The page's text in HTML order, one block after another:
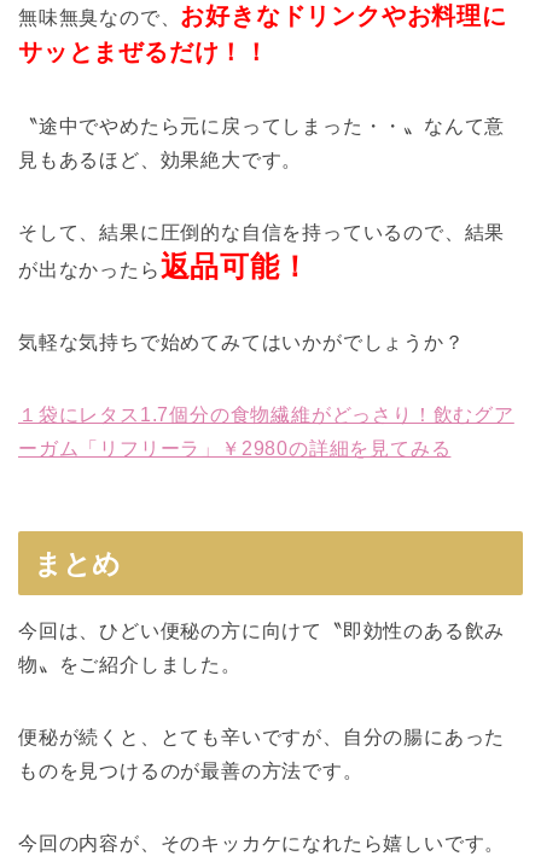
無味無臭なので、 お好きなドリンクやお料理に
サッとまぜるだけ！！
〝途中でやめたら元に戻ってしまった・・〟なんて意
見もあるほど、効果絶大です。
そして、結果に圧倒的な自信を持っているので、結果
が出なかったら返品可能！
気軽な気持ちで始めてみてはいかがでしょうか？
１袋にレタス1.7個分の食物繊維がどっさり！飲むグア
ーガム「リフリーラ」￥2980の詳細を見てみる
まとめ
今回は、ひどい便秘の方に向けて〝即効性のある飲み
物〟をご紹介しました。
便秘が続くと、とても辛いですが、自分の腸にあった
ものを見つけるのが最善の方法です。
今回の内容が、そのキッカケになれたら嬉しいです。